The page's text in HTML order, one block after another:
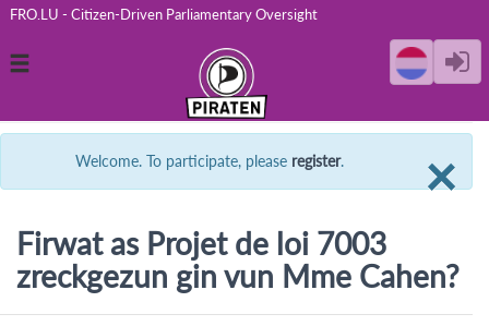
FRO.LU - Citizen-Driven Parliamentary Oversight
Toggle
×
Welcome. To participate, please register.
Firwat as Projet de loi 7003
zreckgezun gin vun Mme Cahen?